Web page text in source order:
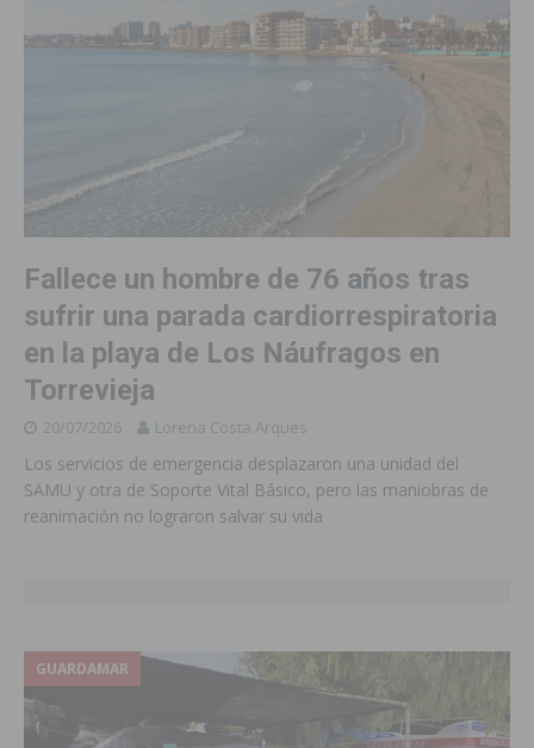
Fallece un hombre de 76 años tras
sufrir una parada cardiorrespiratoria
en la playa de Los Náufragos en
Torrevieja
20/07/2026 Lorena Costa Arques
Los servicios de emergencia desplazaron una unidad del
SAMU y otra de Soporte Vital Básico, pero las maniobras de
reanimación no lograron salvar su vida
GUARDAMAR